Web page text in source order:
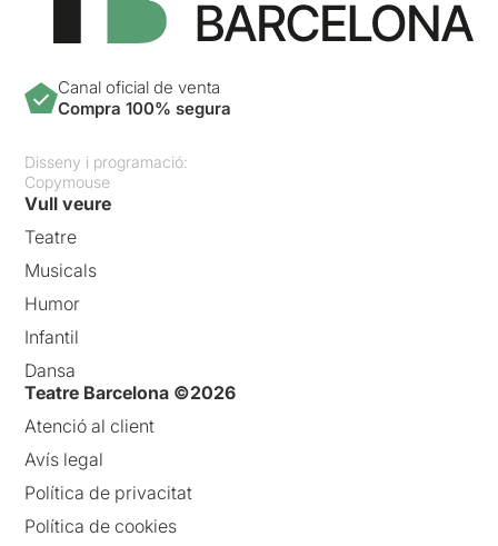
Canal oficial de venta
Compra 100% segura
Disseny i programació:
Copymouse
Vull veure
Teatre
Musicals
Humor
Infantil
Dansa
Teatre Barcelona ©2026
Atenció al client
Avís legal
Política de privacitat
Política de cookies